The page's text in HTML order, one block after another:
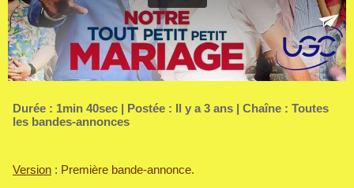
Durée : 1min 40sec | Postée : Il y a 3 ans | Chaîne : Toutes
les bandes-annonces
Version : Première bande-annonce.